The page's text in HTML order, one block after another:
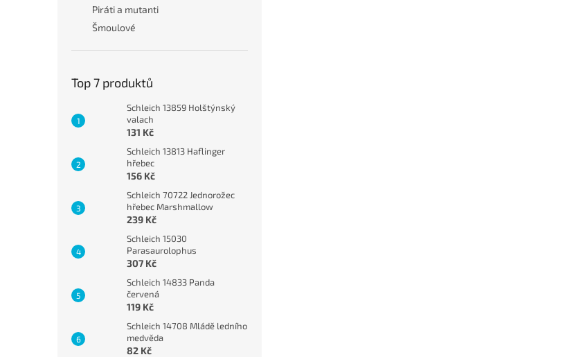
Piráti a mutanti
Šmoulové
Top 7 produktů
Schleich 13859 Holštýnský
valach
131 Kč
Schleich 13813 Haflinger
hřebec
156 Kč
Schleich 70722 Jednorožec
hřebec Marshmallow
239 Kč
Schleich 15030
Parasaurolophus
307 Kč
Schleich 14833 Panda
červená
119 Kč
Schleich 14708 Mládě ledního
medvěda
82 Kč